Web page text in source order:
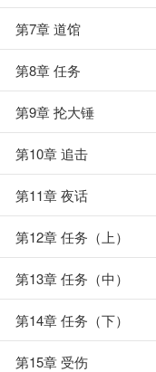
第7章 道馆
第8章 任务
第9章 抡大锤
第10章 追击
第11章 夜话
第12章 任务（上）
第13章 任务（中）
第14章 任务（下）
第15章 受伤